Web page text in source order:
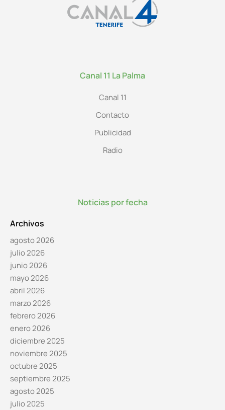
Canal 11 La Palma
Canal 11
Contacto
Publicidad
Radio
Noticias por fecha
Archivos
agosto 2026
julio 2026
junio 2026
mayo 2026
abril 2026
marzo 2026
febrero 2026
enero 2026
diciembre 2025
noviembre 2025
octubre 2025
septiembre 2025
agosto 2025
julio 2025